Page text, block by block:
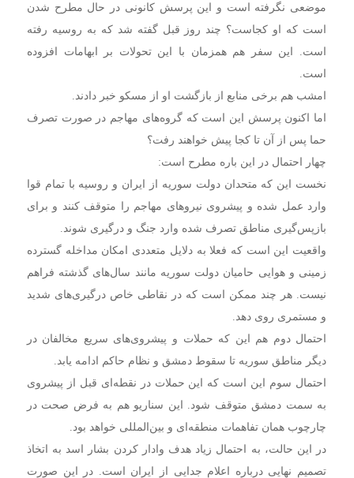
موضعی نگرفته است و این پرسش کانونی در حال مطرح شدن
است که او کجاست؟ چند روز قبل گفته شد که به روسیه رفته
است. این سفر هم همزمان با این تحولات بر ابهامات افزوده
است.
امشب هم برخی منابع از بازگشت او از مسکو خبر دادند.
اما اکنون پرسش این است که گروه‌های مهاجم در صورت تصرف
حما پس از آن تا کجا پیش خواهند رفت؟
چهار احتمال در این باره مطرح است:
نخست این که متحدان دولت سوریه از ایران و روسیه با تمام قوا
وارد عمل شده و پیشروی نیروهای مهاجم را متوقف کنند و برای
بازپس‎‌گیری مناطق تصرف شده وارد جنگ و درگیری شوند.
واقعیت این است که فعلا به دلایل متعددی امکان مداخله گسترده
زمینی و هوایی حامیان دولت سوریه مانند سال‌های گذشته فراهم
نیست. هر چند ممکن است که در نقاطی خاص درگیری‌های شدید
و مستمری روی دهد.
احتمال دوم هم این که حملات و پیشروی‌های سریع مخالفان در
دیگر مناطق سوریه تا سقوط دمشق و نظام حاکم ادامه یابد.
احتمال سوم این است که این حملات در نقطه‌ای قبل از پیشروی
به سمت دمشق متوقف شود. این سناریو هم به فرض صحت در
چارچوب همان تفاهمات منطقه‌ای و بین‌المللی خواهد بود.
در این حالت، به احتمال زیاد هدف وادار کردن بشار اسد به اتخاذ
تصمیم نهایی درباره اعلام جدایی از ایران است. در این صورت